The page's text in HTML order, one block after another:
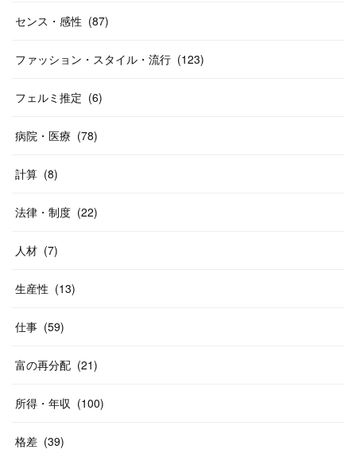
センス・感性 (87)
ファッション・スタイル・流行 (123)
フェルミ推定 (6)
病院・医療 (78)
計算 (8)
法律・制度 (22)
人材 (7)
生産性 (13)
仕事 (59)
富の再分配 (21)
所得・年収 (100)
格差 (39)